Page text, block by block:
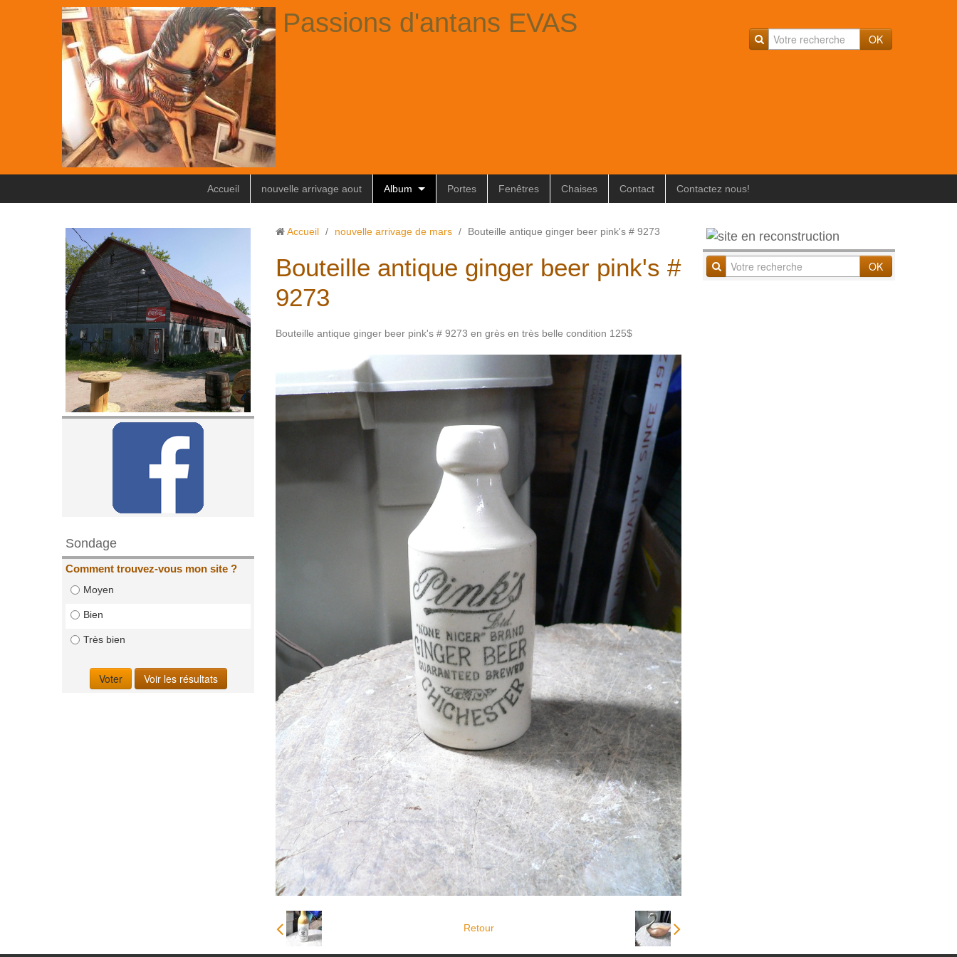
OK
Passions d'antans EVAS
Accueil nouvelle arrivage aout Album Portes Fenêtres Chaises Contact Contactez nous!
Sondage
Comment trouvez-vous mon site ?
Moyen
Bien
Très bien
Accueil / nouvelle arrivage de mars / Bouteille antique ginger beer pink's # 9273
Bouteille antique ginger beer pink's #
9273
Bouteille antique ginger beer pink's # 9273 en grès en très belle condition 125$
Retour
OK